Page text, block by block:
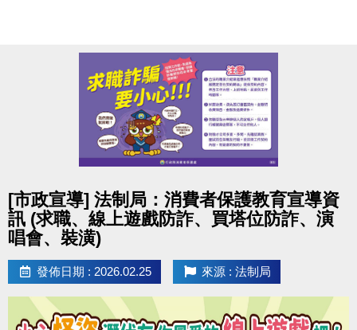
[市政宣導] 法制局：消費者保護教育宣導資
訊 (求職、線上遊戲防詐、買塔位防詐、演
唱會、裝潢)
發佈日期 : 2026.02.25 來源 : 法制局